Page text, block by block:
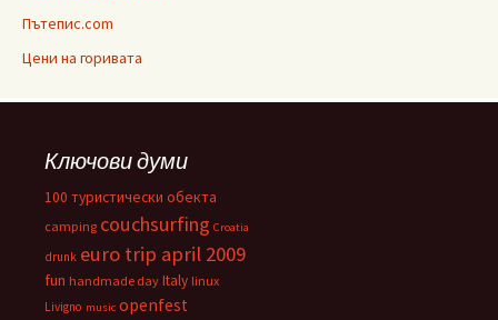
Пътепис.com
Цени на горивата
Ключови думи
100 туристически обекта
camping couchsurfing Croatia
drunk euro trip april 2009
fun handmade day Italy linux
Livigno music openfest